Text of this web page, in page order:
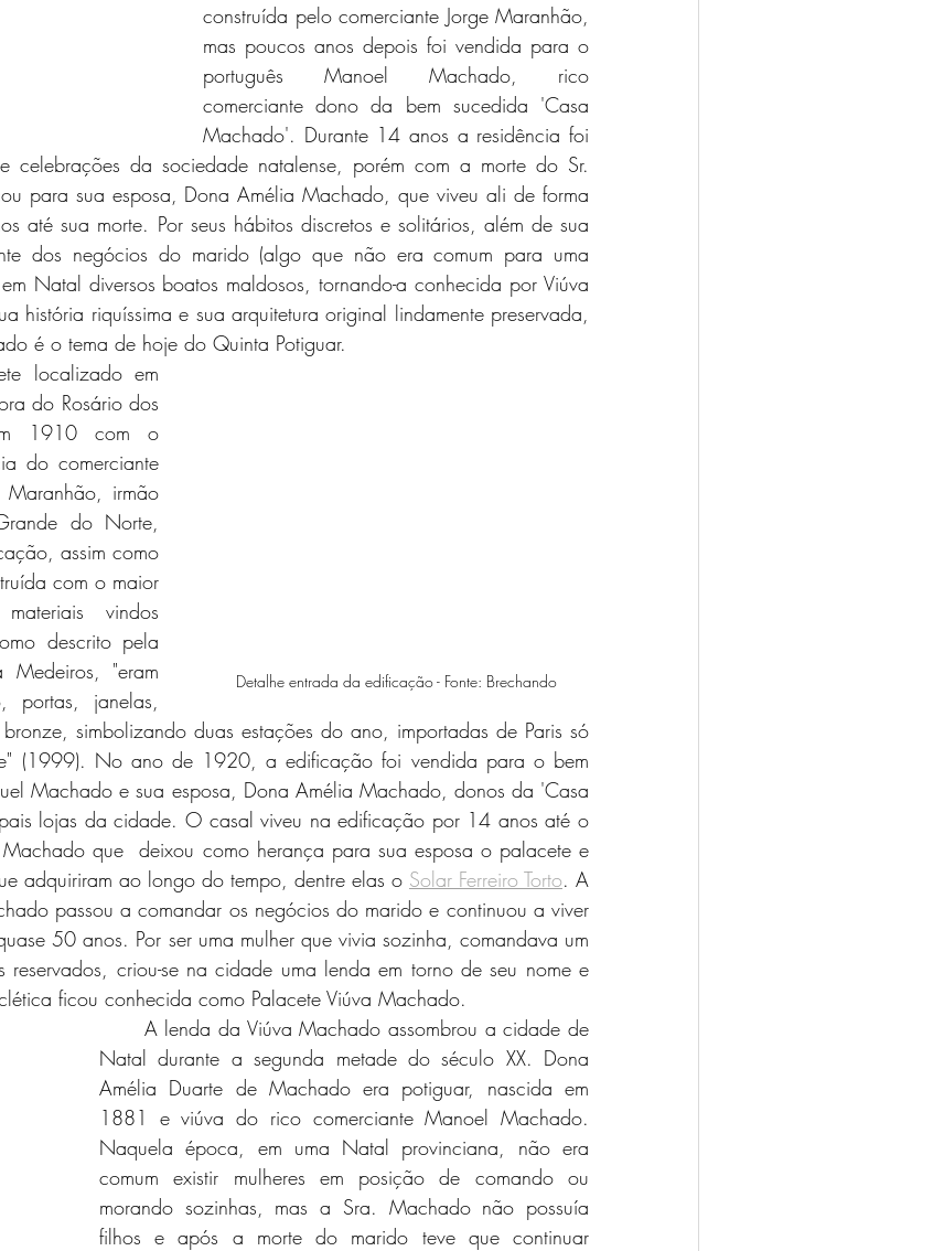
construída pelo comerciante Jorge Maranhão,
mas poucos anos depois foi vendida para o
português Manoel Machado, rico
comerciante dono da bem sucedida 'Casa
Machado'. Durante 14 anos a residência foi
celebrações da sociedade natalense, porém com a morte do Sr.
para sua esposa, Dona Amélia Machado, que viveu ali de forma
até sua morte. Por seus hábitos discretos e solitários, além de sua
dos negócios do marido (algo que não era comum para uma
Natal diversos boatos maldosos, tornando-a conhecida por Viúva
história riquíssima e sua arquitetura original lindamente preservada,
é o tema de hoje do Quinta Potiguar.
Detalhe entrada da edificação - Fonte: Brechando
do Rosário dos
1910 com o
do comerciante
Maranhão, irmão
do Norte,
assim como
com o maior
vindos
descrito pela
Medeiros, "eram
portas, janelas,
simbolizando duas estações do ano, importadas de Paris só
(1999). No ano de 1920, a edificação foi vendida para o bem
Machado e sua esposa, Dona Amélia Machado, donos da 'Casa
lojas da cidade. O casal viveu na edificação por 14 anos até o
que  deixou como herança para sua esposa o palacete e
adquiriram ao longo do tempo, dentre elas o Solar Ferreiro Torto. A
passou a comandar os negócios do marido e continuou a viver
50 anos. Por ser uma mulher que vivia sozinha, comandava um
reservados, criou-se na cidade uma lenda em torno de seu nome e
ficou conhecida como Palacete Viúva Machado.
Natal durante a segunda metade do século XX. Dona
Amélia Duarte de Machado era potiguar, nascida em
1881 e viúva do rico comerciante Manoel Machado.
Naquela época, em uma Natal provinciana, não era
comum existir mulheres em posição de comando ou
morando sozinhas, mas a Sra. Machado não possuía
filhos e após a morte do marido teve que continuar